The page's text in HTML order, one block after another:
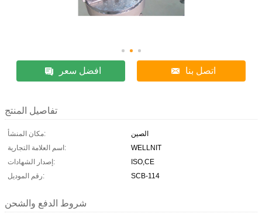
افضل سعر اتصل بنا
تفاصيل المنتج
مكان المنشأ:
الصين
اسم العلامة التجارية:
WELLNIT
إصدار الشهادات:
ISO,CE
رقم الموديل:
SCB-114
شروط الدفع والشحن